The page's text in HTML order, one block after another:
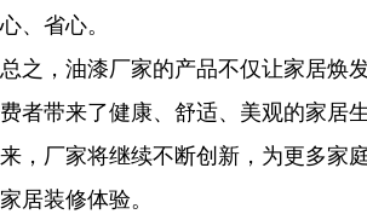
心、省心。
总之，油漆厂家的产品不仅让家居焕
费者带来了健康、舒适、美观的家居
来，厂家将继续不断创新，为更多家
家居装修体验。